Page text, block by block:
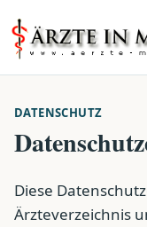
DATENSCHUTZ
Diese
Ärzteverzeichnis